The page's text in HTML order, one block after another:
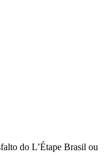
do L’Étape Brasil ou